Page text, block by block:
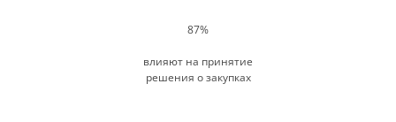
87%
влияют на принятие
решения о закупках